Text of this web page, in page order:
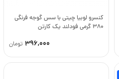
کنسرو لوبیا چیتی با سس گوجه فرنگی
380 گرمی فودلند یک کارتن
396,000 تومان